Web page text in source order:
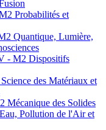
Probabilités et
Quantique, Lumière,
- M2 Dispositifs
des Matériaux et
Mécanique des Solides
Pollution de l'Air et